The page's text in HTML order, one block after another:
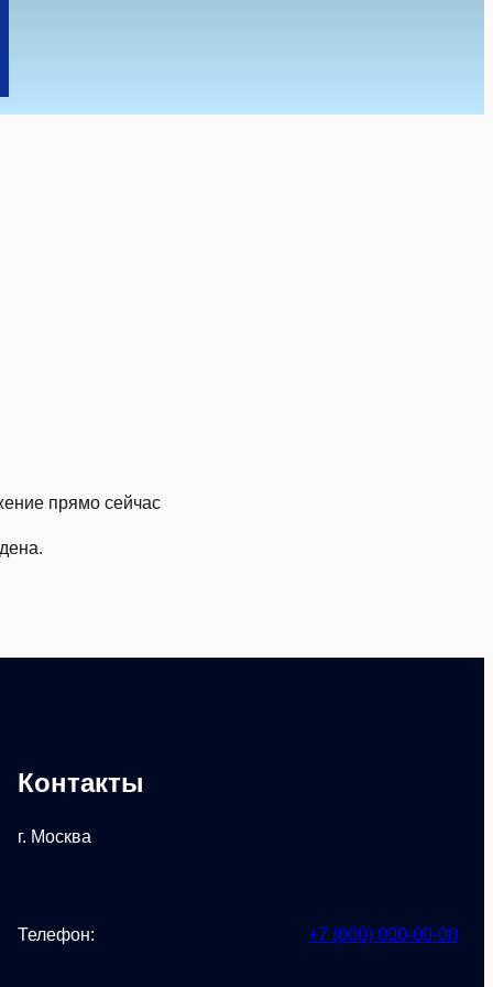
прямо сейчас
Контакты
г. Москва
Телефон: +7 (000) 000-00-00